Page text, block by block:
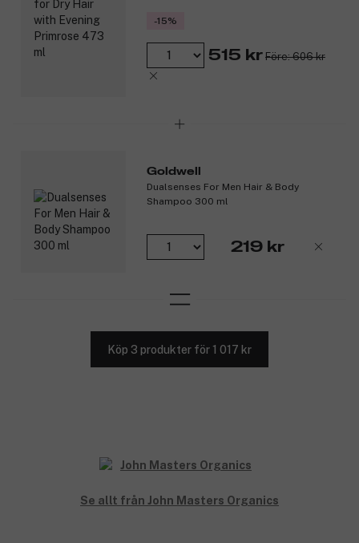
-15%
515 kr Före: 606 kr
Goldwell
Dualsenses For Men Hair & Body
Shampoo 300 ml
219 kr
Köp 3 produkter för 1 017 kr
Se allt från John Masters Organics